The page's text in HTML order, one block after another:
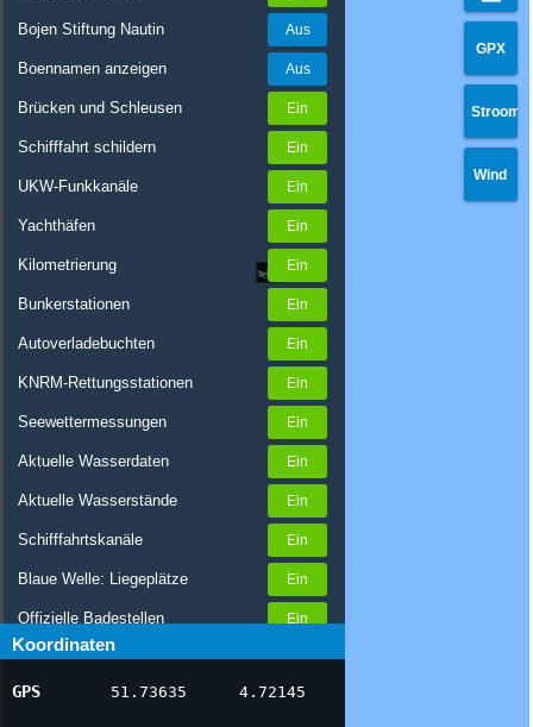
Bojen Stiftung Nautin
Boennamen anzeigen
Brücken und Schleusen
Schifffahrt schildern
UKW-Funkkanäle
Yachthäfen
Kilometrierung
Bunkerstationen
Autoverladebuchten
KNRM-Rettungsstationen
Seewettermessungen
Aktuelle Wasserdaten
Aktuelle Wasserstände
Schifffahrtskanäle
Blaue Welle: Liegeplätze
Offizielle Badestellen
Nachrichten Binnenschifffahrt
AIS-Schiffspositionen
Koordinaten
GPS 51.73635 4.72145
GPX
Stroom
Wind